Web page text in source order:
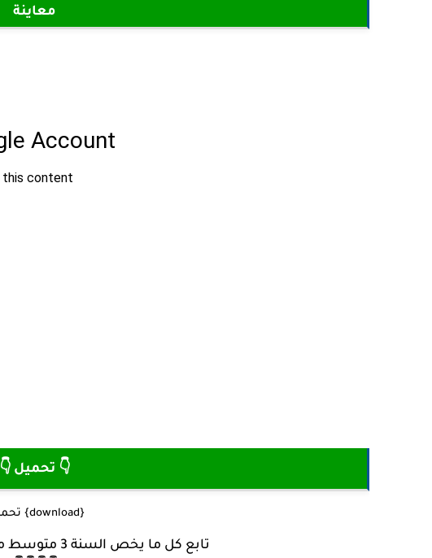
معاينة
👇 تحميل 👇
{download} تحميل
تابع كل ما يخص السنة 3 متوسط من خلال العنوان التالي :